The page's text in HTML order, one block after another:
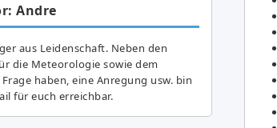
Andre
aus Leidenschaft. Neben den
die Meteorologie sowie dem
haben, eine Anregung usw. bin
für euch erreichbar.